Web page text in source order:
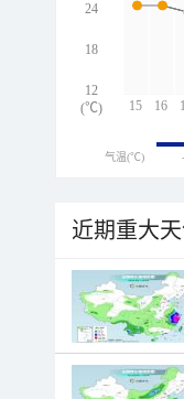
15 16
24
18
12
(℃)
气温(℃)
近期重大